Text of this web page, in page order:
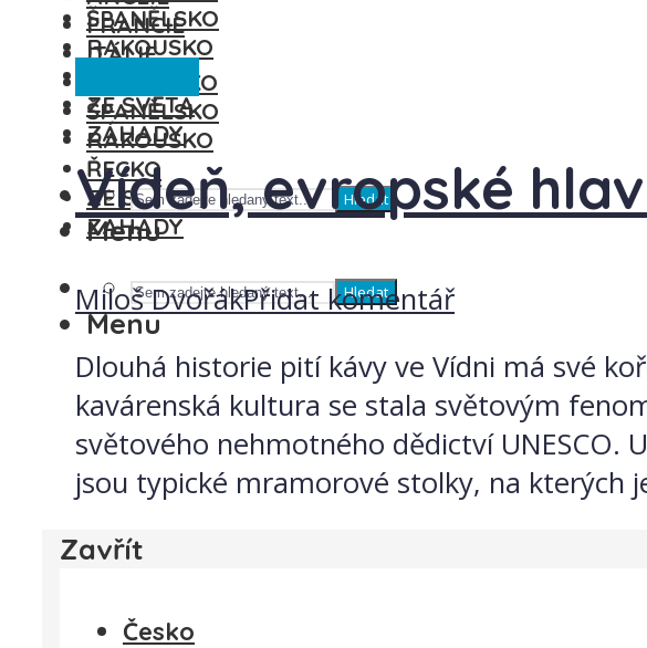
FRANCIE
ITÁLIE
MAĎARSKO
ŠPANĚLSKO
RAKOUSKO
ŘECKO
ZE SVĚTA
ZÁHADY
Hledat
Menu
ŠPANĚLSKO
RAKOUSKO
ZE SVĚTA
ZÁHADY
Hledat
Menu
Vídeň, evropské
Miloš DvořákPřidat komentář
Dlouhá historie pití kávy ve Vídni má své
kavárenská kultura se stala světovým
světového nehmotného dědictví UNESCO.
jsou typické mramorové stolky, na kterých
Zavřít
Česko